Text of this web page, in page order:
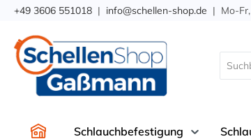
Zur Hauptnavigation springen
+49 3606 551018 | info@schellen-shop.de | Mo-
Schlauchbefestigung